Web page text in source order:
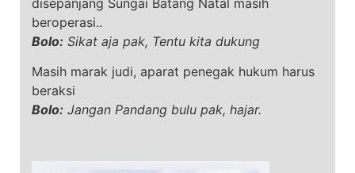
disepanjang Sungai Batang Natal masih
beroperasi..
Bolo: Sikat aja pak, Tentu kita dukung
Masih marak judi, aparat penegak hukum harus
beraksi
Bolo: Jangan Pandang bulu pak, hajar.